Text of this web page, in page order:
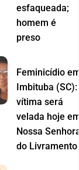
esfaqueada;
homem é
preso
Feminicídio em
Imbituba (SC):
vítima será
velada hoje em
Nossa Senhora
do Livramento